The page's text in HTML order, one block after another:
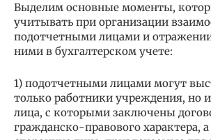
Выделим основные моменты,
учитывать при организации
подотчетными лицами и отражении
ними в бухгалтерском учете:
1) подотчетными лицами могут
только работники учреждения, но
лица, с которыми заключены
гражданско-правового характера,